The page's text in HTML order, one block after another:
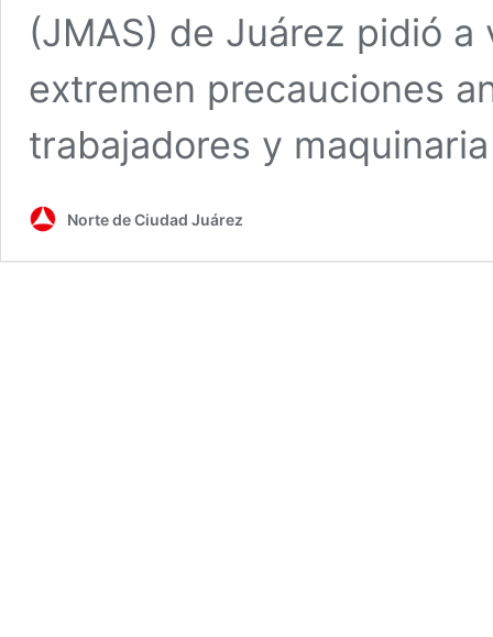
(JMAS) de Juárez pidió
extremen precauciones
trabajadores y
Norte de Ciudad Juárez